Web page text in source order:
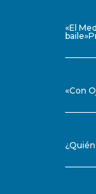
«El
«Con